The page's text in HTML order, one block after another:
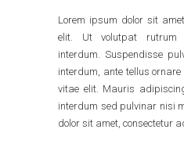
Lorem ipsum dolor sit
elit. Ut volutpat rutrum
interdum. Suspendisse
interdum, ante tellus
vitae elit. Mauris
interdum sed pulvinar nisi
dolor sit amet, consectetur